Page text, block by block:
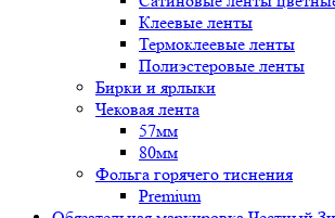
Клеевые ленты
Термоклеевые ленты
Полиэстеровые ленты
Бирки и ярлыки
Чековая лента
57мм
80мм
Фольга горячего тиснения
Premium